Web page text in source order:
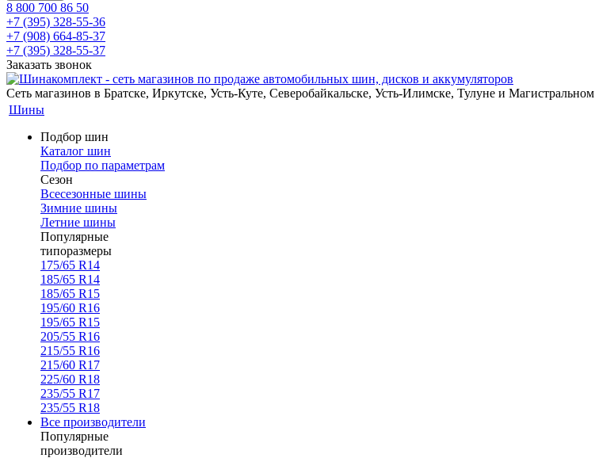
8 800 700 86 50
+7 (395) 328-55-36
+7 (908) 664-85-37
+7 (395) 328-55-37
Заказать звонок
Сеть магазинов в Братске, Иркутске, Усть-Куте, Северобайкальске, Усть-Илимске, Тулуне и Магистральном
Шины
Подбор шин
Каталог шин
Подбор по параметрам
Сезон
Всесезонные шины
Зимние шины
Летние шины
Популярные
типоразмеры
175/65 R14
185/65 R14
185/65 R15
195/60 R16
195/65 R15
205/55 R16
215/55 R16
215/60 R17
225/60 R18
235/55 R17
235/55 R18
Все производители
Популярные
производители